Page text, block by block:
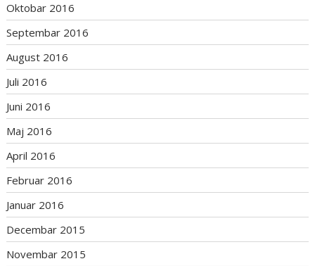
Oktobar 2016
Septembar 2016
August 2016
Juli 2016
Juni 2016
Maj 2016
April 2016
Februar 2016
Januar 2016
Decembar 2015
Novembar 2015